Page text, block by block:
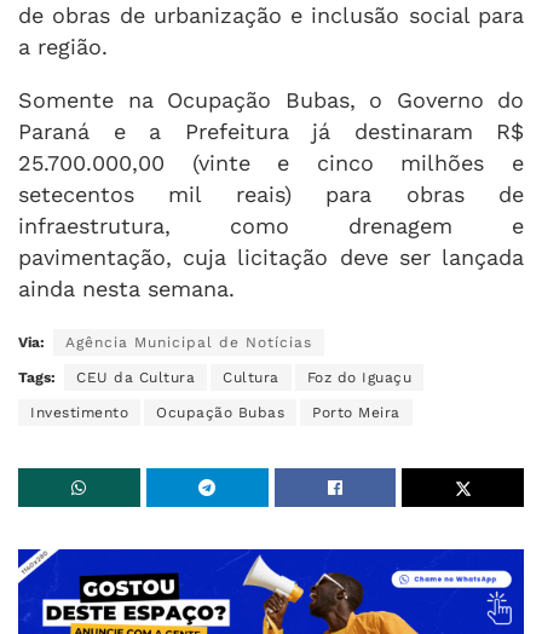
de obras de urbanização e inclusão social para
a região.
Somente na Ocupação Bubas, o Governo do
Paraná e a Prefeitura já destinaram R$
25.700.000,00 (vinte e cinco milhões e
setecentos mil reais) para obras de
infraestrutura, como drenagem e
pavimentação, cuja licitação deve ser lançada
ainda nesta semana.
Via: Agência Municipal de Notícias
Tags: CEU da Cultura Cultura Foz do Iguaçu
Investimento Ocupação Bubas Porto Meira